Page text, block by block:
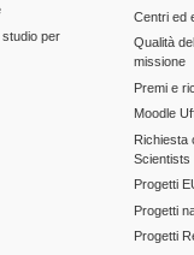
studio per
Centri ed
Qualità
missione
Premi e
Moodle
Richiesta
Scientists
Progetti
Progetti
Progetti